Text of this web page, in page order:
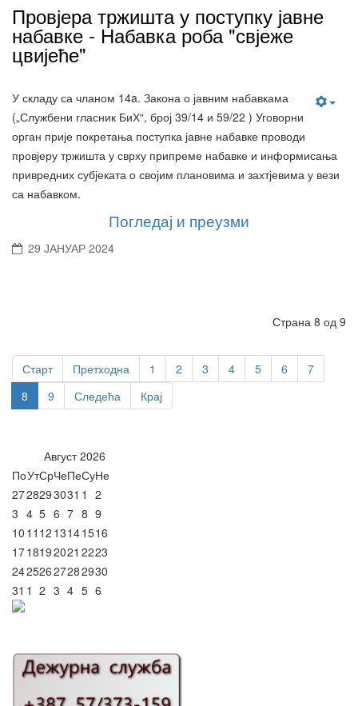
Провјера тржишта у поступку јавне
набавке - Набавка роба "свјеже
цвијеће"
У складу са чланом 14a. Закона о јавним набавкама
(„Службени гласник БиХ“, број 39/14 и 59/22 ) Уговорни
орган прије покретања поступка јавне набавке проводи
провјеру тржишта у сврху припреме набавке и информисања
привредних субјеката о својим плановима и захтјевима у вези
са набавком.
Погледај и преузми
29 ЈАНУАР 2024
Страна 8 од 9
Старт Претходна 1 2 3 4 5 6
7
8
9 Следећа Крај
Август 2026
ПоУтСрЧеПеСуНе
2728293031 1 2
3 4 5 6 7 8 9
10 11 12 13141516
1718192021 2223
24252627282930
31 1 2 3 4 5 6